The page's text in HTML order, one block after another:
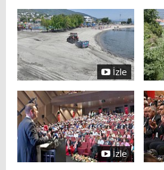
İzle
İzle